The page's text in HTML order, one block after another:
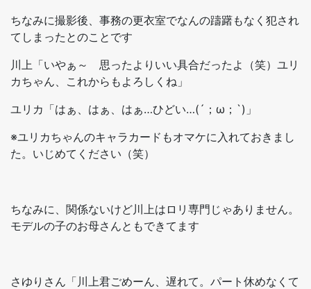
ちなみに撮影後、事務の更衣室でなんの躊躇もなく犯され
てしまったとのことです
川上「いやぁ～ 思ったよりいい具合だったよ（笑）ユリ
カちゃん、これからもよろしくね」
ユリカ「はぁ、はぁ、はぁ…ひどい…(´；ω；`)」
※ユリカちゃんのキャラカードもオマケに入れておきまし
た。いじめてください（笑）
ちなみに、関係ないけど川上はロリ専門じゃありません。
モデルの子のお母さんともできてます
さゆりさん「川上君ごめーん、遅れて。パート休めなくて